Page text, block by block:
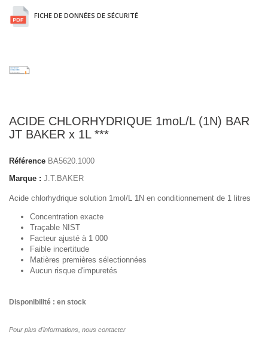
FICHE DE DONNÉES DE SÉCURITÉ
ACIDE CHLORHYDRIQUE 1moL/L (1N) BAR
JT BAKER x 1L ***
Référence BA5620.1000
Marque : J.T.BAKER
Acide chlorhydrique solution 1mol/L 1N en conditionnement de 1 litres
Concentration exacte
Traçable NIST
Facteur ajusté à 1 000
Faible incertitude
Matières premières sélectionnées
Aucun risque d'impuretés
Disponibilité : en stock
Pour plus d'informations, nous contacter